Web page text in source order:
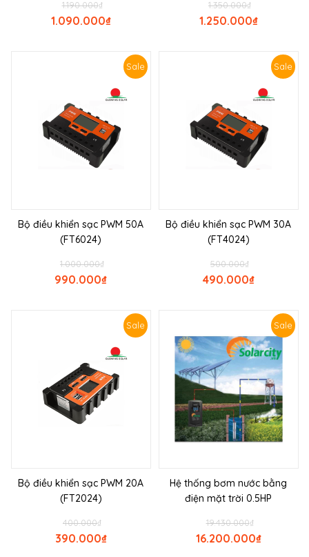
₫
1.190.000
₫
1.090.000
₫
1.350.000
₫
1.250.000
Sale
Bộ điều khiển sạc PWM 50A
(FT6024)
₫
1.000.000
₫
990.000
Sale
Bộ điều khiển sạc PWM 30A
(FT4024)
₫
500.000
₫
490.000
Sale
Bộ điều khiển sạc PWM 20A
(FT2024)
₫
400.000
₫
390.000
Sale
Hệ thống bơm nước bằng
điện mặt trời 0.5HP
₫
19.430.000
₫
16.200.000